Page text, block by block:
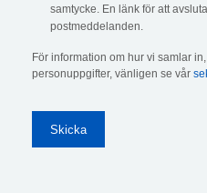
samtycke. En länk för att
postmeddelanden.
För information om hur vi samlar
personuppgifter, vänligen se vår